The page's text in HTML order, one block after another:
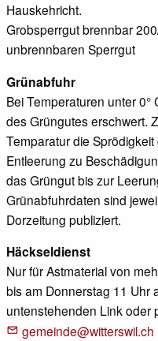
Hauskehricht.
Grobsperrgut brennbar
unbrennbaren Sperrgut
Grünabfuhr
Bei Temperaturen unter 0°
des Grüngutes erschwert.
Temparatur die
Entleerung zu
das Grüngut bis zur
Grünabfuhrdaten sind
Dorzeitung publiziert.
Häckseldienst
Nur für Astmaterial von
bis am Donnerstag 11 Uhr
untenstehenden Link oder
gemeinde@witterswil.ch